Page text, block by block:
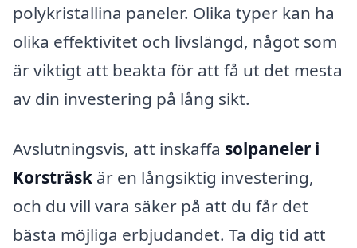
polykristallina paneler. Olika typer kan ha
olika effektivitet och livslängd, något som
är viktigt att beakta för att få ut det mesta
av din investering på lång sikt.
Avslutningsvis, att inskaffa solpaneler i
Korsträsk är en långsiktig investering,
och du vill vara säker på att du får det
bästa möjliga erbjudandet. Ta dig tid att